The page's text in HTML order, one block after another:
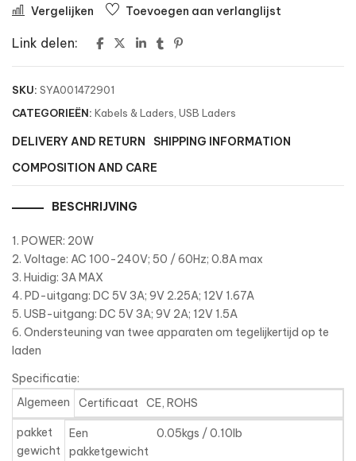
Vergelijken Toevoegen aan verlanglijst
Link delen:
SKU: SYA001472901
CATEGORIEËN: Kabels & Laders USB Laders
DELIVERY AND RETURN
SHIPPING INFORMATION
COMPOSITION AND CARE
BESCHRIJVING
1. POWER: 20W
2. Voltage: AC 100-240V; 50 / 60Hz; 0.8A max
3. Huidig: 3A MAX
4. PD-uitgang: DC 5V 3A; 9V 2.25A; 12V 1.67A
5. USB-uitgang: DC 5V 3A; 9V 2A; 12V 1.5A
6. Ondersteuning van twee apparaten om tegelijkertijd op te
laden
Specificatie:
Algemeen
Certificaat CE, ROHS
pakket
gewicht
Een
pakketgewicht
0.05kgs / 0.10lb